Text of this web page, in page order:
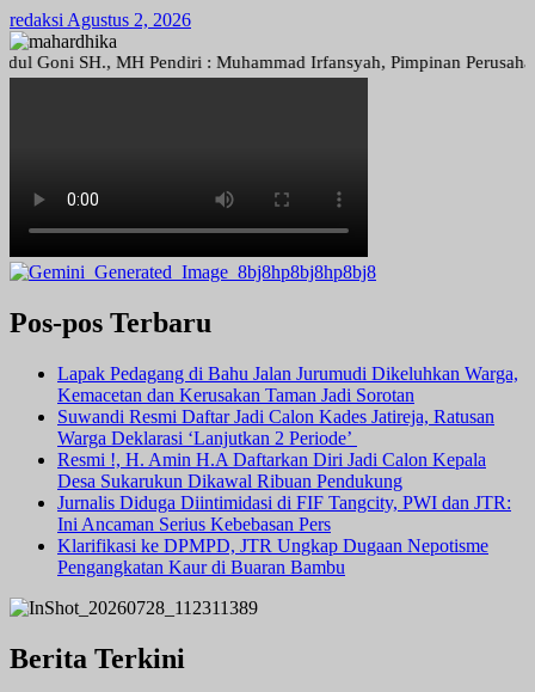
redaksi Agustus 2, 2026
SH., MH Pendiri : Muhammad Irfansyah, Pimpinan
Pos-pos Terbaru
Lapak Pedagang di Bahu Jalan Jurumudi Dikeluhkan Warga,
Kemacetan dan Kerusakan Taman Jadi Sorotan
Suwandi Resmi Daftar Jadi Calon Kades Jatireja, Ratusan
Warga Deklarasi ‘Lanjutkan 2 Periode’
Resmi !, H. Amin H.A Daftarkan Diri Jadi Calon Kepala
Desa Sukarukun Dikawal Ribuan Pendukung
Jurnalis Diduga Diintimidasi di FIF Tangcity, PWI dan JTR:
Ini Ancaman Serius Kebebasan Pers
Klarifikasi ke DPMPD, JTR Ungkap Dugaan Nepotisme
Pengangkatan Kaur di Buaran Bambu
Berita Terkini